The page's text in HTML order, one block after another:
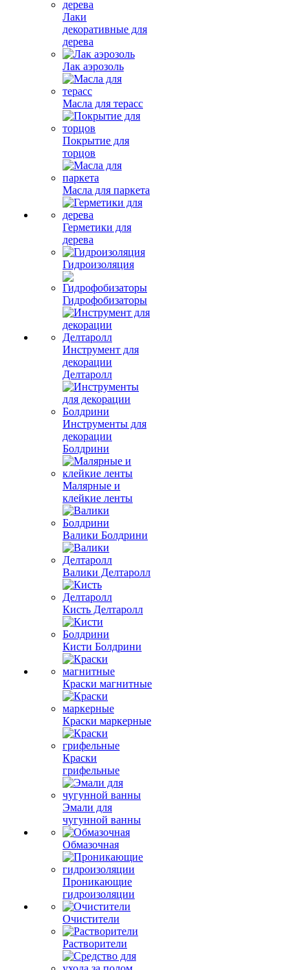
Лаки
декоративные для
дерева
Лак аэрозоль
Масла для терасс
Покрытие для
торцов
Масла для паркета
Герметики для
дерева
Гидроизоляция
Гидрофобизаторы
Инструмент для
декорации
Делтаролл
Инструменты для
декорации
Болдрини
Малярные и
клейкие ленты
Валики Болдрини
Валики Делтаролл
Кисть Делтаролл
Кисти Болдрини
Краски магнитные
Краски маркерные
Краски
грифельные
Эмали для
чугунной ванны
Обмазочная
Проникающие
гидроизоляции
Очистители
Растворители